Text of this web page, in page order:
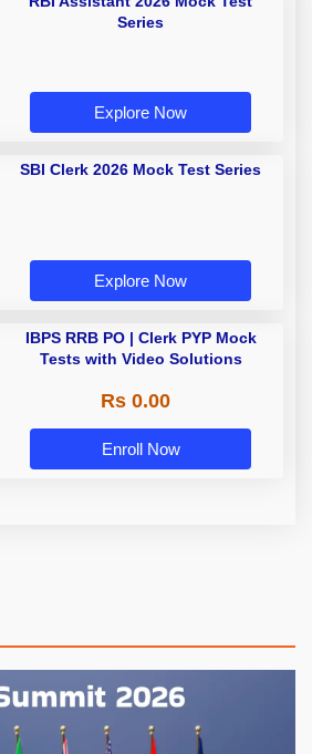
Series
Explore Now
SBI Clerk 2026 Mock Test Series
Explore Now
IBPS RRB PO | Clerk PYP Mock
Tests with Video Solutions
Rs 0.00
Enroll Now